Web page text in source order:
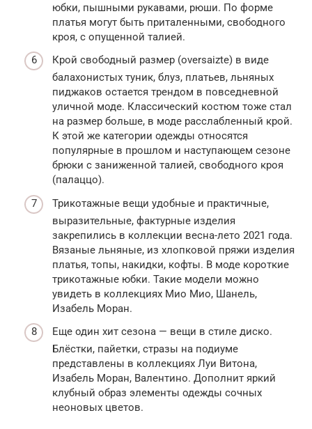
юбки, пышными рукавами, рюши. По форме
платья могут быть приталенными, свободного
кроя, с опущенной талией.
Крой свободный размер (oversaizte) в виде
балахонистых туник, блуз, платьев, льняных
пиджаков остается трендом в повседневной
уличной моде. Классический костюм тоже стал
на размер больше, в моде расслабленный крой.
К этой же категории одежды относятся
популярные в прошлом и наступающем сезоне
брюки с заниженной талией, свободного кроя
(палаццо).
Трикотажные вещи удобные и практичные,
выразительные, фактурные изделия
закрепились в коллекции весна-лето 2021 года.
Вязаные льняные, из хлопковой пряжи изделия
платья, топы, накидки, кофты. В моде короткие
трикотажные юбки. Такие модели можно
увидеть в коллекциях Мио Мио, Шанель,
Изабель Моран.
Еще один хит сезона — вещи в стиле диско.
Блёстки, пайетки, стразы на подиуме
представлены в коллекциях Луи Витона,
Изабель Моран, Валентино. Дополнит яркий
клубный образ элементы одежды сочных
неоновых цветов.